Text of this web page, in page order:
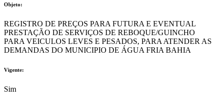
Objeto:
REGISTRO DE PREÇOS PARA FUTURA E EVENTUAL
PRESTAÇÃO DE SERVIÇOS DE REBOQUE/GUINCHO
PARA VEICULOS LEVES E PESADOS, PARA ATENDER AS
DEMANDAS DO MUNICIPIO DE ÁGUA FRIA BAHIA
Vigente:
Sim